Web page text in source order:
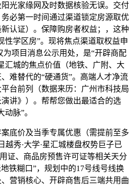
光家缘网及时数据核验无误。交付
必第一时间通过渠道锁定房源取优
认证）。保障购房者权益；，这种
性学区房”。现将焦点渠道取权益申
为项目消息公示用处，是“开辟商配
汇城的焦点价值（地铁、广附、大
难替代的“硬通货”。高端人才净流
台前列（数据来历：广州市科技局
演讲》）。帮帮您做出最适合的选
脉”。
价及当季专属优惠（需提前至多
越秀·大学·星汇城楼盘权势巨子已
证、商品房预售许可证等相关天分
铁糊口”，规划中的17号线号线换
营销核心、开辟商售后三端共用曲